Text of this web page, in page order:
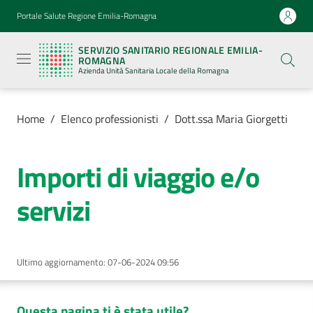
Vai al contenuto
Vai alla navigazione
Vai al footer
Portale Salute Regione Emilia-Romagna
SERVIZIO SANITARIO REGIONALE EMILIA-
ROMAGNA
Azienda Unità Sanitaria Locale della Romagna
Sanitario
Regionale
Emilia-
Romagna
Azienda
Sanitaria
Locale della
Azienda
Luoghi
di
cura
Home / Elenco professionisti / Dott.ssa Maria Giorgetti
Importi di viaggio e/o
servizi
Ultimo aggiornamento: 07-06-2024 09:56